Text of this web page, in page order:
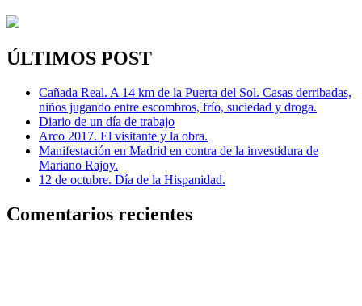
ÚLTIMOS POST
Cañada Real. A 14 km de la Puerta del Sol. Casas derribadas,
niños jugando entre escombros, frío, suciedad y droga.
Diario de un día de trabajo
Arco 2017. El visitante y la obra.
Manifestación en Madrid en contra de la investidura de
Mariano Rajoy.
12 de octubre. Día de la Hispanidad.
Comentarios recientes